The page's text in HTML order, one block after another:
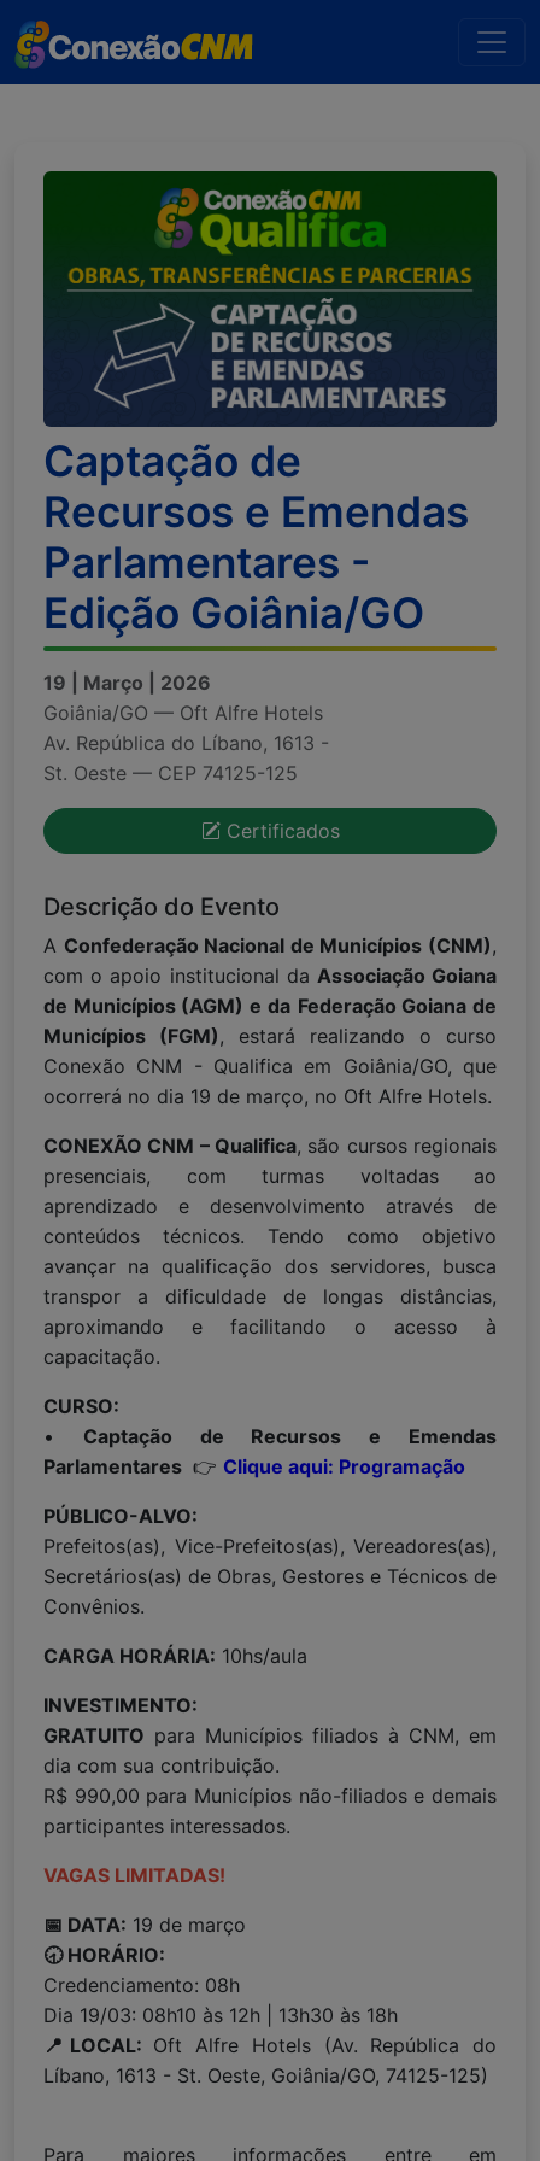
Captação de
Recursos e Emendas
Parlamentares -
Edição Goiânia/GO
19 | Março | 2026
Goiânia/GO — Oft Alfre Hotels
Av. República do Líbano, 1613 -
St. Oeste — CEP 74125-125
Certificados
Descrição do Evento
A Confederação Nacional de Municípios (CNM) ,
com o apoio institucional da Associação Goiana
de Municípios (AGM) e da Federação Goiana de
Municípios (FGM) , estará realizando o curso
Conexão CNM - Qualifica em Goiânia/GO, que
ocorrerá no dia 19 de março, no Oft Alfre Hotels.
CONEXÃO CNM – Qualifica, são cursos regionais
presenciais, com turmas voltadas ao
aprendizado e desenvolvimento através de
conteúdos técnicos. Tendo como objetivo
avançar na qualificação dos servidores, busca
transpor a dificuldade de longas distâncias,
aproximando e facilitando o acesso à
capacitação.
CURSO:
• Captação de Recursos e Emendas
Parlamentares 👉 Clique aqui: Programação
PÚBLICO-ALVO:
Prefeitos(as), Vice-Prefeitos(as), Vereadores(as),
Secretários(as) de Obras, Gestores e Técnicos de
Convênios.
CARGA HORÁRIA: 10hs/aula
INVESTIMENTO:
GRATUITO para Municípios filiados à CNM, em
dia com sua contribuição.
R$ 990,00 para Municípios não-filiados e demais
participantes interessados.
VAGAS LIMITADAS!
📅 DATA: 19 de março
🕣 HORÁRIO:
Credenciamento: 08h
Dia 19/03: 08h10 às 12h | 13h30 às 18h
📍LOCAL: Oft Alfre Hotels (Av. República do
Líbano, 1613 - St. Oeste, Goiânia/GO, 74125-125)
Para maiores informações entre em